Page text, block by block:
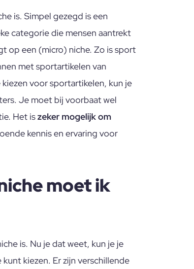
is. Simpel gezegd is een
categorie die mensen aantrekt
op een (micro) niche. Zo is sport
met sportartikelen van
voor sportartikelen, kun je
Je moet bij voorbaat wel
Het iszeker mogelijk om
kennis en ervaring voor
moet ik
is. Nu je dat weet, kun je je
kiezen. Er zijn verschillende